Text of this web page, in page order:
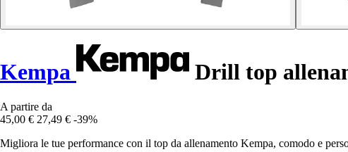
Kempa Drill top
A partire da
45,00 € 27,49 € -39%
Migliora le tue performance con il top da allenamento Kempa, comodo e